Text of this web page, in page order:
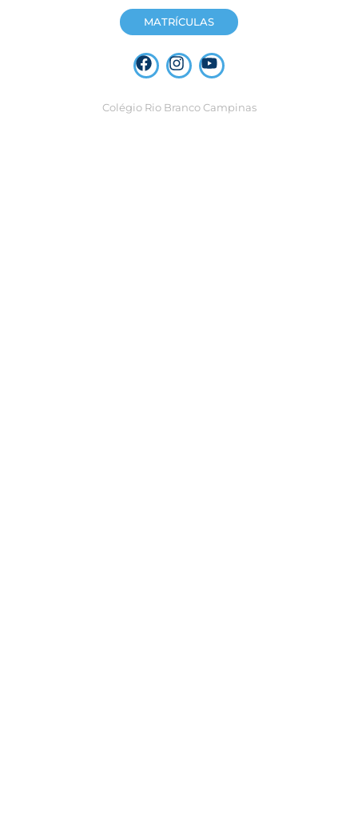
MATRÍCULAS
Colégio Rio Branco Campinas